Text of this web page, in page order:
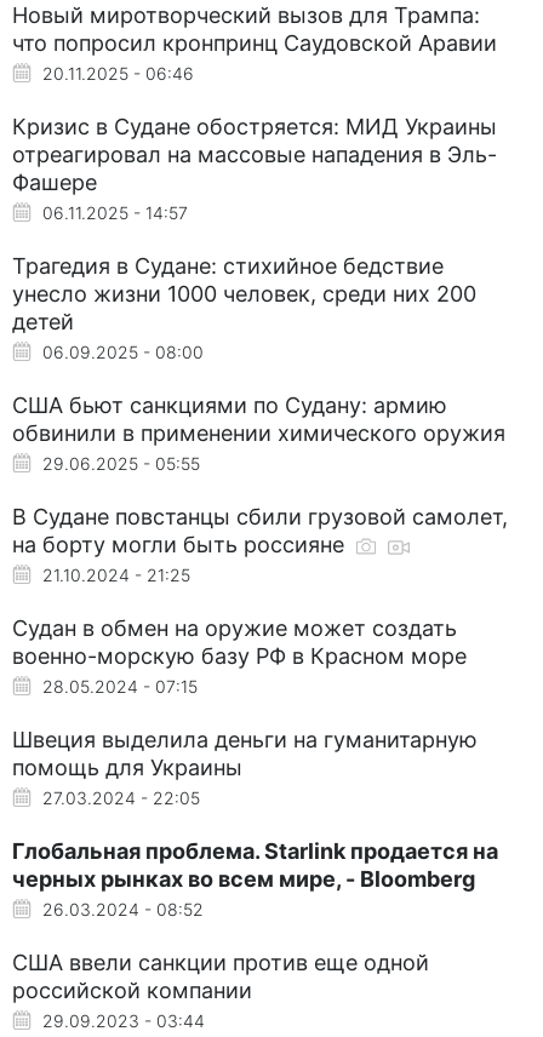
Новый миротворческий вызов для Трампа:
что попросил кронпринц Саудовской Аравии
20.11.2025 - 06:46
Кризис в Судане обостряется: МИД Украины
отреагировал на массовые нападения в Эль-
Фашере
06.11.2025 - 14:57
Трагедия в Судане: стихийное бедствие
унесло жизни 1000 человек, среди них 200
детей
06.09.2025 - 08:00
США бьют санкциями по Судану: армию
обвинили в применении химического оружия
29.06.2025 - 05:55
В Судане повстанцы сбили грузовой самолет,
на борту могли быть россияне
21.10.2024 - 21:25
Судан в обмен на оружие может создать
военно-морскую базу РФ в Красном море
28.05.2024 - 07:15
Швеция выделила деньги на гуманитарную
помощь для Украины
27.03.2024 - 22:05
Глобальная проблема. Starlink продается на
черных рынках во всем мире, - Bloomberg
26.03.2024 - 08:52
США ввели санкции против еще одной
российской компании
29.09.2023 - 03:44